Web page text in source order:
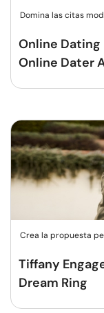
Domina las citas
Online Dating
Online Dater
Crea la propuesta
Tiffany
Dream Ring